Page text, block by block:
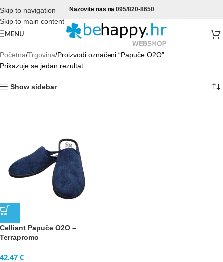
Skip to navigation
Skip to main content
Nazovite nas na 095/820-8650
MENU
Početna Trgovina Proizvodi označeni “Papuče O2O”
Prikazuje se jedan rezultat
Show sidebar
Celliant Papuče O2O –
Terrapromo
42.47 €